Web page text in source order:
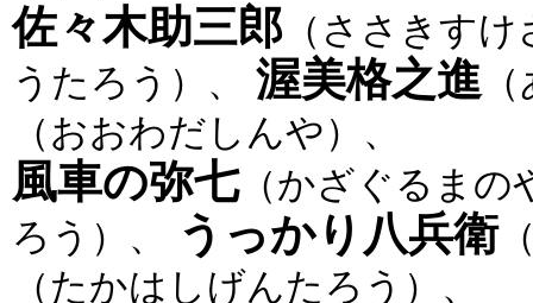
佐々木助三郎 （ささきす
うたろう）、 渥美格之進
（おおわだしんや）、
風車の弥七（かざぐるまの
ろう）、
うっかり八兵衛
（たかはしげんたろう）、